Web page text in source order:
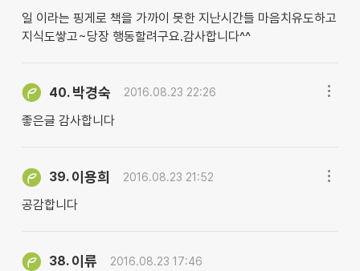
일 이라는 핑게로 책을 가까이 못한 지난시간들 마음치유도하고
지식도쌓고~당장 행동할려구요.감사합니다^^
40. 박경숙 2016.08.23 22:26
좋은글 감사합니다
39. 이용희 2016.08.23 21:52
공감합니다
38. 이류 2016.08.23 17:46